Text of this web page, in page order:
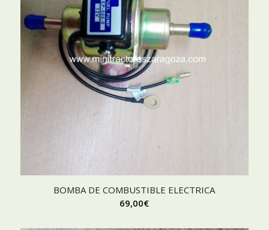
BOMBA DE COMBUSTIBLE ELECTRICA
69,00€